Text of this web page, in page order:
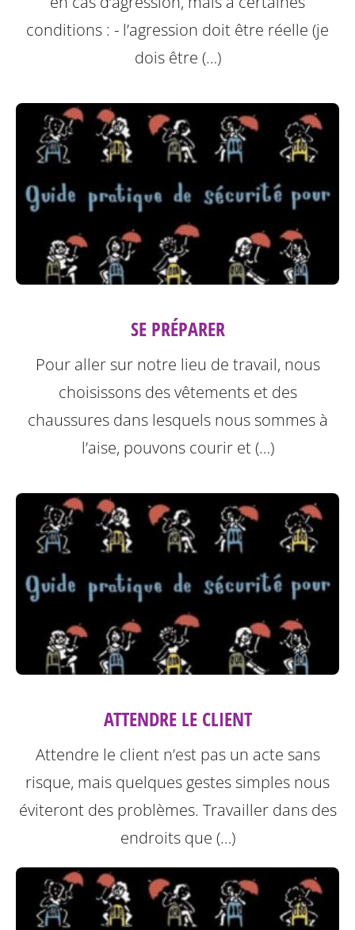
conditions : - l’agression doit être réelle (je
dois être (…)
SE PRÉPARER
Pour aller sur notre lieu de travail, nous
choisissons des vêtements et des
chaussures dans lesquels nous sommes à
l’aise, pouvons courir et (…)
ATTENDRE LE CLIENT
Attendre le client n’est pas un acte sans
risque, mais quelques gestes simples nous
éviteront des problèmes. Travailler dans des
endroits que (…)